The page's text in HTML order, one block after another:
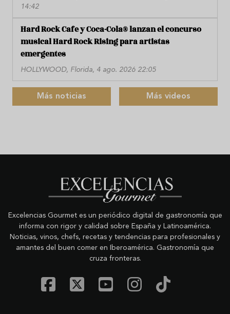
14:42
Hard Rock Cafe y Coca-Cola® lanzan el concurso
musical Hard Rock Rising para artistas
emergentes
HOLLYWOOD, Florida, 4 ago. 2026 22:05
Más noticias Más videos
Excelencias Gourmet es un periódico digital de gastronomía que
informa con rigor y calidad sobre España y Latinoamérica.
Noticias, vinos, chefs, recetas y tendencias para profesionales y
amantes del buen comer en Iberoamérica. Gastronomía que
cruza fronteras.